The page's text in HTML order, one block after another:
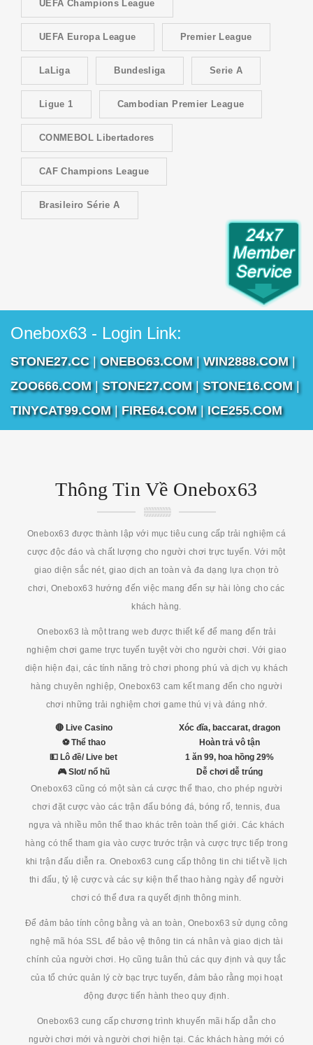
UEFA Champions League
UEFA Europa League Premier League
LaLiga Bundesliga Serie A
Ligue 1 Cambodian Premier League
CONMEBOL Libertadores
CAF Champions League
Brasileiro Série A
Onebox63 - Login Link:
STONE27.CC|ONEBO63.COM|WIN2888.COM|
ZOO666.COM|STONE27.COM|STONE16.COM|
TINYCAT99.COM| FIRE64.COM| ICE255.COM
Thông Tin Về Onebox63
Onebox63 được thành lập với mục tiêu cung cấp trải nghiệm cá
cược độc đáo và chất lượng cho người chơi trực tuyến. Với một
giao diện sắc nét, giao dịch an toàn và đa dạng lựa chọn trò
chơi, Onebox63 hướng đến việc mang đến sự hài lòng cho các
khách hàng.
Onebox63 là một trang web được thiết kế để mang đến trải
nghiệm chơi game trực tuyến tuyệt vời cho người chơi. Với giao
diện hiện đại, các tính năng trò chơi phong phú và dịch vụ khách
hàng chuyên nghiệp, Onebox63 cam kết mang đến cho người
chơi những trải nghiệm chơi game thú vị và đáng nhớ.
🔴 Live Casino
Xóc đĩa, baccarat, dragon
⚽ Thể thao
Hoàn trả vô tận
💵 Lô đề/ Live bet
1 ăn 99, hoa hồng 29%
🎮 Slot/ nổ hũ
Dễ chơi dễ trúng
Onebox63 cũng có một sàn cá cược thể thao, cho phép người
chơi đặt cược vào các trận đấu bóng đá, bóng rổ, tennis, đua
ngựa và nhiều môn thể thao khác trên toàn thế giới. Các khách
hàng có thể tham gia vào cược trước trận và cược trực tiếp trong
khi trận đấu diễn ra. Onebox63 cung cấp thông tin chi tiết về lịch
thi đấu, tỷ lệ cược và các sự kiện thể thao hàng ngày để người
chơi có thể đưa ra quyết định thông minh.
Để đảm bảo tính công bằng và an toàn, Onebox63 sử dụng công
nghệ mã hóa SSL để bảo vệ thông tin cá nhân và giao dịch tài
chính của người chơi. Họ cũng tuân thủ các quy định và quy tắc
của tổ chức quản lý cờ bạc trực tuyến, đảm bảo rằng mọi hoạt
động được tiến hành theo quy định.
Onebox63 cung cấp chương trình khuyến mãi hấp dẫn cho
người chơi mới và người chơi hiện tại. Các khách hàng mới có